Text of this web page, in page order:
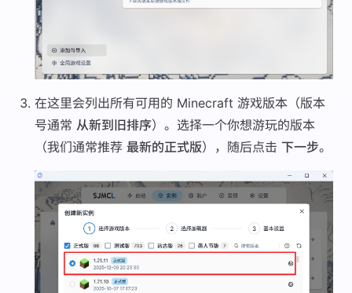
在这里会列出所有可用的 Minecraft 游戏版本（版本
号通常 从新到旧排序）。选择一个你想游玩的版本
（我们通常推荐 最新的正式版），随后点击 下一步。